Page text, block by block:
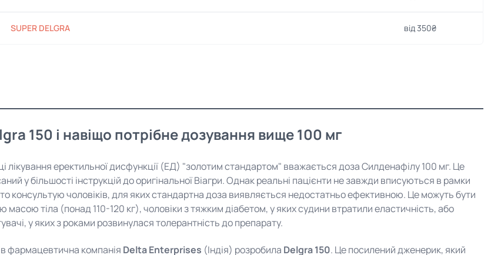
SUPER DELGRA від 350₴
150 і навіщо потрібне дозування вище 100 мг
лікування еректильної дисфункції (ЕД) "золотим стандартом" вважається доза Силденафілу 100 мг. Це
у більшості інструкцій до оригінальної Віагри. Однак реальні пацієнти не завжди вписуються в рамки
консультую чоловіків, для яких стандартна доза виявляється недостатньо ефективною. Це можуть бути
масою тіла (понад 110-120 кг), чоловіки з тяжким діабетом, у яких судини втратили еластичність, або
у яких з роками розвинулася толерантність до препарату.
фармацевтична компанія Delta Enterprises (Індія) розробила Delgra 150. Це посилений дженерик, який